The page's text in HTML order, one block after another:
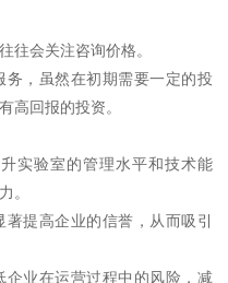
往会关注咨询价格。
，虽然在初期需要一定的投
高回报的投资。
实验室的管理水平和技术能
。
提高企业的信誉，从而吸引
业在运营过程中的风险，减